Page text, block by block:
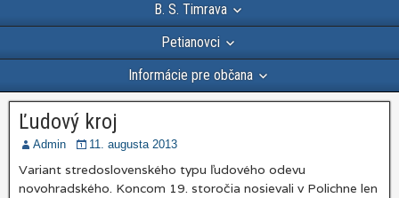
B. S. Timrava
Petianovci
Informácie pre občana
Ľudový kroj
Admin 11. augusta 2013
Variant stredoslovenského typu ľudového odevu
novohradského. Koncom 19. storočia nosievali v Polichne len